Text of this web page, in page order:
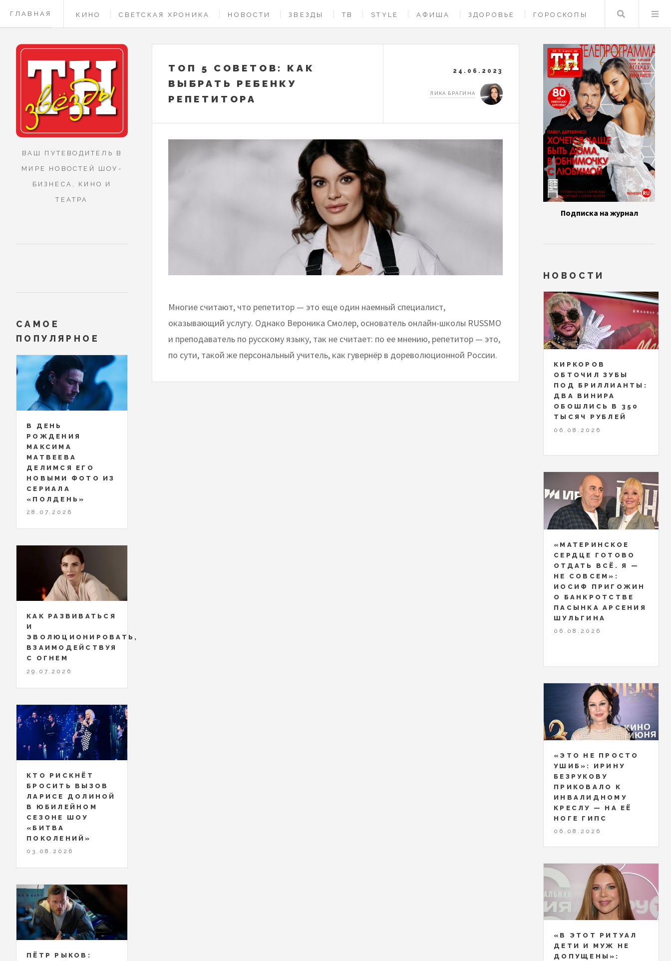
ГЛАВНАЯ КИНО СВЕТСКАЯ ХРОНИКА НОВОСТИ ЗВЕЗДЫ ТВ STYLE АФИША ЗДОРОВЬЕ ГОРОСКОПЫ
КОНТАКТЫ
Поиск
ТОП 5 СОВЕТОВ: КАК
ВЫБРАТЬ РЕБЕНКУ
РЕПЕТИТОРА
24.06.2023
ЛИКА БРАГИНА
Многие считают, что репетитор — это еще один наемный специалист,
оказывающий услугу. Однако Вероника Смолер, основатель онлайн-школы RUSSMO
и преподаватель по русскому языку, так не считает: по ее мнению, репетитор — это,
по сути, такой же персональный учитель, как гувернёр в дореволюционной России.
ВАШ ПУТЕВОДИТЕЛЬ В
МИРЕ НОВОСТЕЙ ШОУ-
БИЗНЕСА, КИНО И
ТЕАТРА
САМОЕ
ПОПУЛЯРНОЕ
В ДЕНЬ
РОЖДЕНИЯ
МАКСИМА
МАТВЕЕВА
ДЕЛИМСЯ ЕГО
НОВЫМИ ФОТО ИЗ
СЕРИАЛА
«ПОЛДЕНЬ»
28.07.2026
КАК РАЗВИВАТЬСЯ
И
ЭВОЛЮЦИОНИРОВАТЬ,
ВЗАИМОДЕЙСТВУЯ
С ОГНЕМ
29.07.2026
КТО РИСКНЁТ
БРОСИТЬ ВЫЗОВ
ЛАРИСЕ ДОЛИНОЙ
В ЮБИЛЕЙНОМ
СЕЗОНЕ ШОУ
«БИТВА
ПОКОЛЕНИЙ»
03.08.2026
ПЁТР РЫКОВ:
Подписка на журнал
НОВОСТИ
КИРКОРОВ
ОБТОЧИЛ ЗУБЫ
ПОД БРИЛЛИАНТЫ:
ДВА ВИНИРА
ОБОШЛИСЬ В 350
ТЫСЯЧ РУБЛЕЙ
06.08.2026
«МАТЕРИНСКОЕ
СЕРДЦЕ ГОТОВО
ОТДАТЬ ВСЁ. Я —
НЕ СОВСЕМ»:
ИОСИФ ПРИГОЖИН
О БАНКРОТСТВЕ
ПАСЫНКА АРСЕНИЯ
ШУЛЬГИНА
06.08.2026
«ЭТО НЕ ПРОСТО
УШИБ»: ИРИНУ
БЕЗРУКОВУ
ПРИКОВАЛО К
ИНВАЛИДНОМУ
КРЕСЛУ — НА ЕЁ
НОГЕ ГИПС
06.08.2026
«В ЭТОТ РИТУАЛ
ДЕТИ И МУЖ НЕ
ДОПУЩЕНЫ»: